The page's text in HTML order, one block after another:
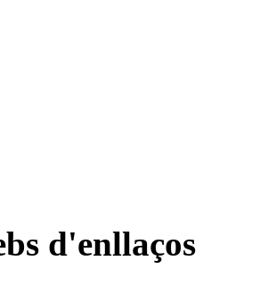
d'enllaços